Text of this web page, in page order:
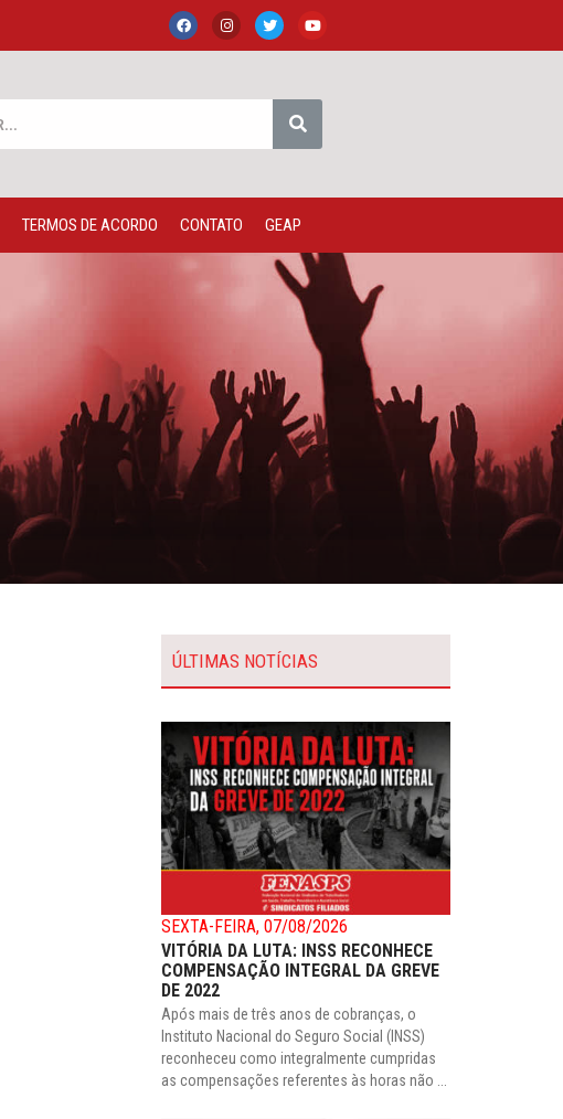
TERMOS DE ACORDO CONTATO GEAP
ÚLTIMAS NOTÍCIAS
SEXTA-FEIRA, 07/08/2026
VITÓRIA DA LUTA: INSS RECONHECE
COMPENSAÇÃO INTEGRAL DA GREVE
DE 2022
Após mais de três anos de cobranças, o
Instituto Nacional do Seguro Social (INSS)
reconheceu como integralmente cumpridas
as compensações referentes às horas não ...